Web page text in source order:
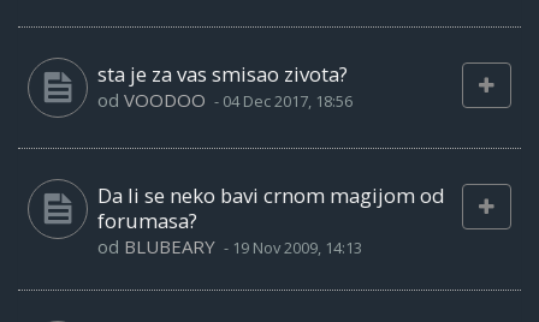
sta je za vas smisao zivota?
od VOODOO - 04 Dec 2017, 18:56
Da li se neko bavi crnom magijom od
forumasa?
od BLUBEARY - 19 Nov 2009, 14:13